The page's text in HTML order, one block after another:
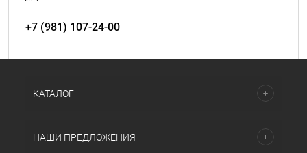
+7 (981) 107-24-00
КАТАЛОГ
НАШИ ПРЕДЛОЖЕНИЯ